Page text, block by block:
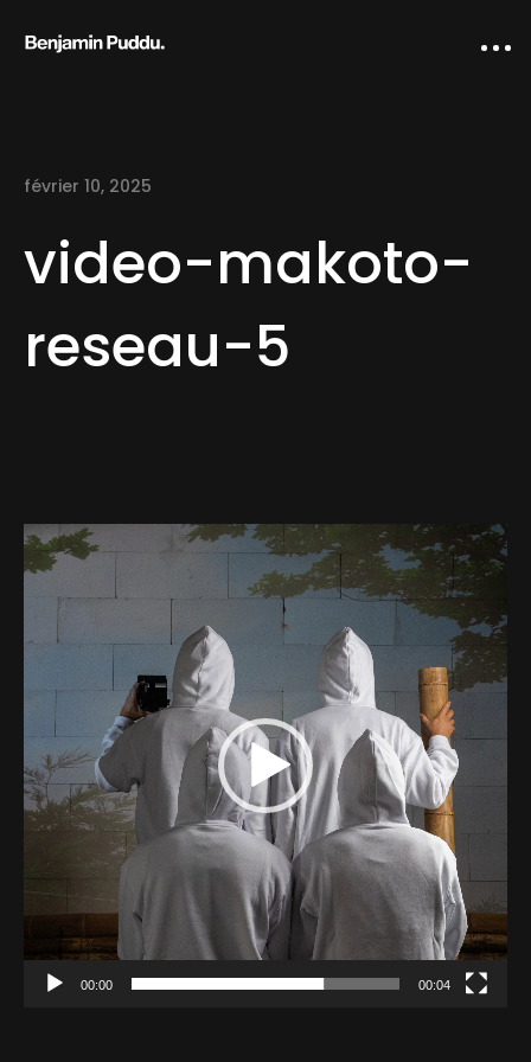
Home
Web-design
About
Contact
février 10, 2025
video-makoto-
reseau-5
Lecteur
vidéo
00:00 00:04